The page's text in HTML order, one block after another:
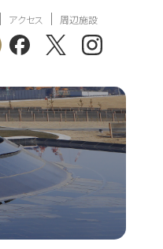
アクセス 周辺施設